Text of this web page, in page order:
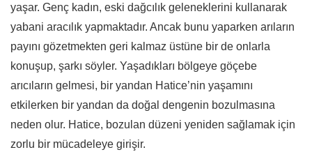
yaşar. Genç kadın, eski dağcılık geleneklerini kullanarak
yabani aracılık yapmaktadır. Ancak bunu yaparken arıların
payını gözetmekten geri kalmaz üstüne bir de onlarla
konuşup, şarkı söyler. Yaşadıkları bölgeye göçebe
arıcıların gelmesi, bir yandan Hatice’nin yaşamını
etkilerken bir yandan da doğal dengenin bozulmasına
neden olur. Hatice, bozulan düzeni yeniden sağlamak için
zorlu bir mücadeleye girişir.